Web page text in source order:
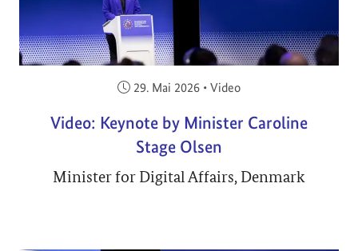
Veröffentlicht am:
29. Mai 2026 • Video
Video: Keynote by Minister Caroline
Stage Olsen
Minister for Digital Affairs, Denmark